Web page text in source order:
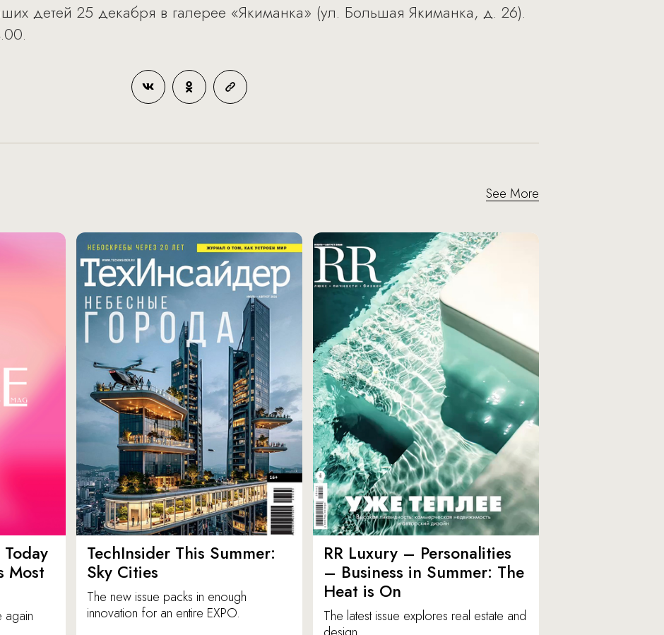
детей 25 декабря в галерее «Якиманка» (ул. Большая Якиманка, д. 26).
See More
Most
again
TechInsider This Summer:
Sky Cities
The new issue packs in enough
innovation for an entire EXPO.
RR Luxury – Personalities
– Business in Summer: The
Heat is On
The latest issue explores real estate and